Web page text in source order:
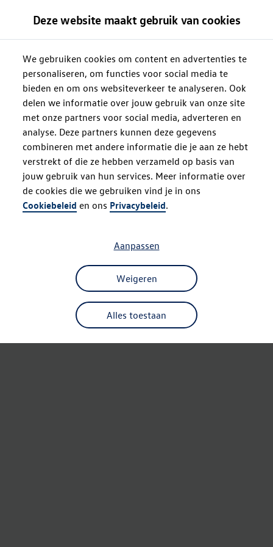
Deze website maakt gebruik van cookies
We gebruiken cookies om content en advertenties te
personaliseren, om functies voor social media te
bieden en om ons websiteverkeer te analyseren. Ook
delen we informatie over jouw gebruik van onze site
met onze partners voor social media, adverteren en
analyse. Deze partners kunnen deze gegevens
combineren met andere informatie die je aan ze hebt
verstrekt of die ze hebben verzameld op basis van
jouw gebruik van hun services. Meer informatie over
de cookies die we gebruiken vind je in ons
Cookiebeleid en ons Privacybeleid.
Alles toestaan
Weigeren
Aanpassen
Oops!
Something went wrong. Please try
refreshing the app
Refresh